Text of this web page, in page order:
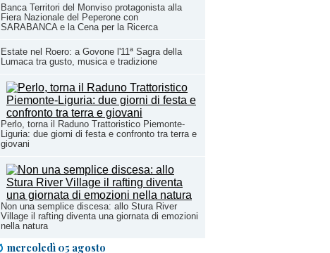
Banca Territori del Monviso protagonista alla
Fiera Nazionale del Peperone con
SARABANCA e la Cena per la Ricerca
Estate nel Roero: a Govone l'11ª Sagra della
Lumaca tra gusto, musica e tradizione
Perlo, torna il Raduno Trattoristico Piemonte-
Liguria: due giorni di festa e confronto tra terra e
giovani
Non una semplice discesa: allo Stura River
Village il rafting diventa una giornata di emozioni
nella natura
mercoledì 05 agosto